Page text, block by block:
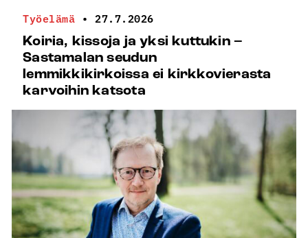
Työelämä • 27.7.2026
Koiria, kissoja ja yksi kuttukin –
Sastamalan seudun
lemmikkikirkoissa ei kirkkovierasta
karvoihin katsota